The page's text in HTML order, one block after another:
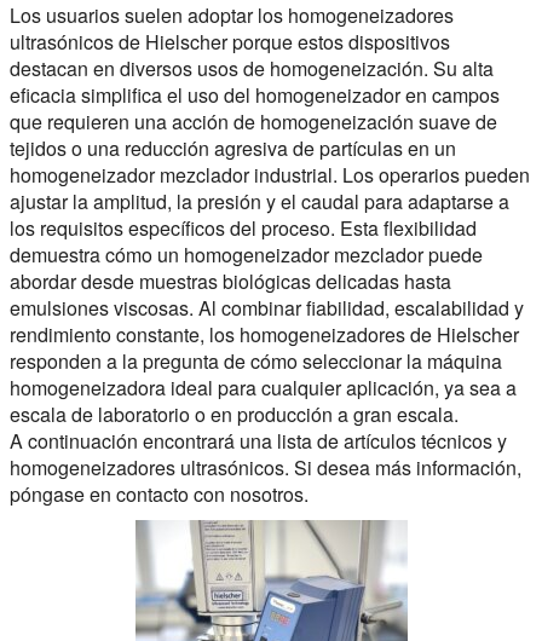
Los usuarios suelen adoptar los homogeneizadores
ultrasónicos de Hielscher porque estos dispositivos
destacan en diversos usos de homogeneización. Su alta
eficacia simplifica el uso del homogeneizador en campos
que requieren una acción de homogeneización suave de
tejidos o una reducción agresiva de partículas en un
homogeneizador mezclador industrial. Los operarios pueden
ajustar la amplitud, la presión y el caudal para adaptarse a
los requisitos específicos del proceso. Esta flexibilidad
demuestra cómo un homogeneizador mezclador puede
abordar desde muestras biológicas delicadas hasta
emulsiones viscosas. Al combinar fiabilidad, escalabilidad y
rendimiento constante, los homogeneizadores de Hielscher
responden a la pregunta de cómo seleccionar la máquina
homogeneizadora ideal para cualquier aplicación, ya sea a
escala de laboratorio o en producción a gran escala.
A continuación encontrará una lista de artículos técnicos y
homogeneizadores ultrasónicos. Si desea más información,
póngase en contacto con nosotros.